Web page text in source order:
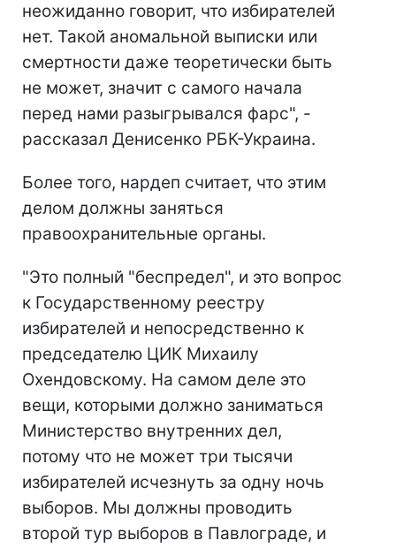
неожиданно говорит, что избирателей
нет. Такой аномальной выписки или
смертности даже теоретически быть
не может, значит с самого начала
перед нами разыгрывался фарс", -
рассказал Денисенко РБК-Украина.
Более того, нардеп считает, что этим
делом должны заняться
правоохранительные органы.
"Это полный "беспредел", и это вопрос
к Государственному реестру
избирателей и непосредственно к
председателю ЦИК Михаилу
Охендовскому. На самом деле это
вещи, которыми должно заниматься
Министерство внутренних дел,
потому что не может три тысячи
избирателей исчезнуть за одну ночь
выборов. Мы должны проводить
второй тур выборов в Павлограде, и